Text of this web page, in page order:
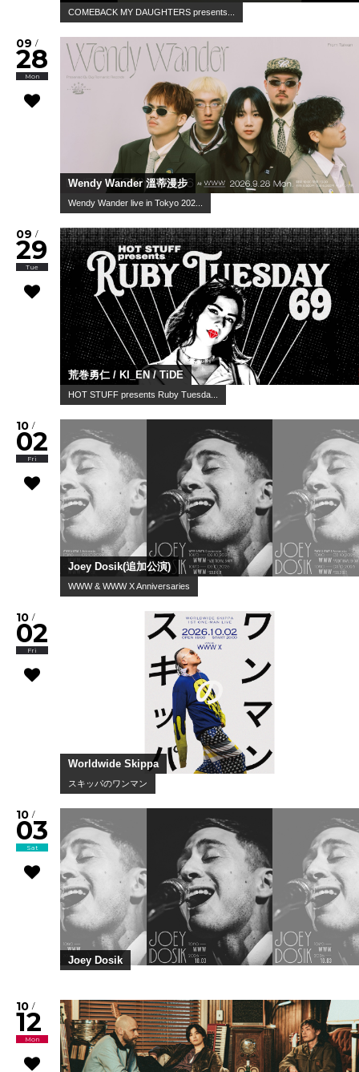
COMEBACK MY DAUGHTERS presents...
09 /
28
Mon
Wendy Wander 溫蒂漫步
Wendy Wander live in Tokyo 202...
09 /
29
Tue
荒巻勇仁 / KI_EN / TiDE
HOT STUFF presents Ruby Tuesda...
10 /
02
Fri
Joey Dosik(追加公演)
WWW & WWW X Anniversaries
10 /
02
Fri
Worldwide Skippa
スキッパのワンマン
10 /
03
Sat
Joey Dosik
10 /
12
Mon